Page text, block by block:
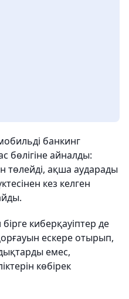
банкинг
бөлігіне айналды:
ақша аударады
кез келген
киберқауіптер де
ескере отырып,
емес,
көбірек